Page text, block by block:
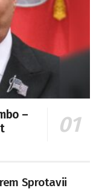
–
Sprotavii